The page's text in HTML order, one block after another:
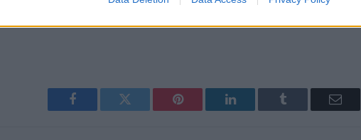
Facebook Twitter Pinterest LinkedIn Tumblr Email